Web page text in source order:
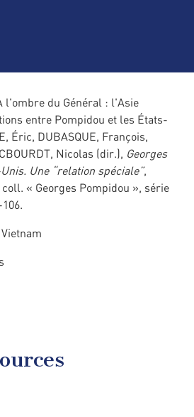
l'ombre du Général : l'Asie
entre Pompidou et les États-
Éric, DUBASQUE, François,
Nicolas (dir.), Georges
Une “relation spéciale”,
« Georges Pompidou », série